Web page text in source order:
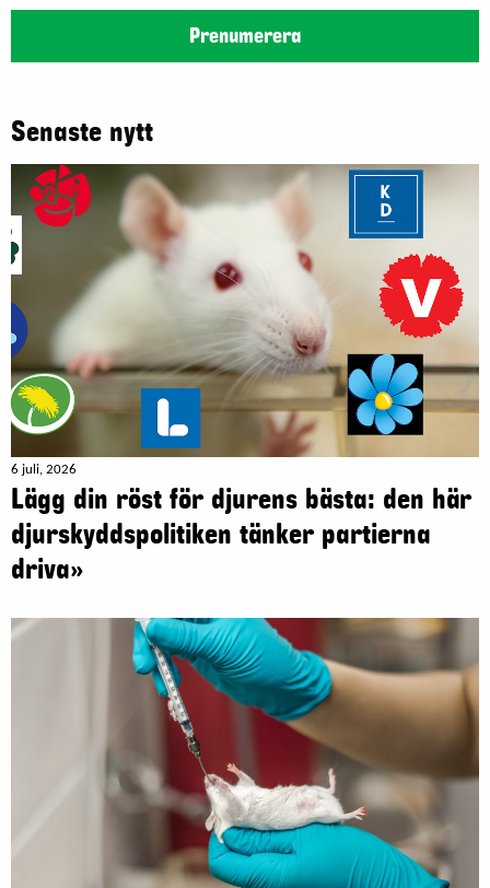
Prenumerera
Senaste nytt
6 juli, 2026
Lägg din röst för djurens bästa: den här
djurskyddspolitiken tänker partierna
driva»